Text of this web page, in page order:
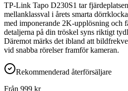
TP-Link Tapo D230S1 tar
mellanklassval i årets smarta
med imponerande 2K-upplösning och
detaljerna på din tröskel syns riktigt
Däremot märks det ibland att
vid snabba rörelser framför kameran.
Rekommenderad återförsäljare
Från 999 kr